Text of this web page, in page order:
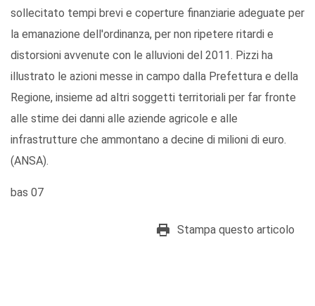
sollecitato tempi brevi e coperture finanziarie adeguate per
la emanazione dell'ordinanza, per non ripetere ritardi e
distorsioni avvenute con le alluvioni del 2011. Pizzi ha
illustrato le azioni messe in campo dalla Prefettura e della
Regione, insieme ad altri soggetti territoriali per far fronte
alle stime dei danni alle aziende agricole e alle
infrastrutture che ammontano a decine di milioni di euro.
(ANSA).
bas 07
Stampa questo articolo